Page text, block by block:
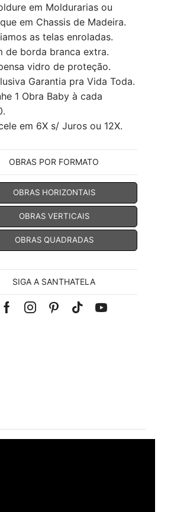
em Moldurarias ou
em Chassis de Madeira.
as telas enroladas.
de borda branca extra.
vidro de proteção.
Garantia pra Vida Toda.
1 Obra Baby à cada
em 6X s/ Juros ou 12X.
OBRAS POR FORMATO
OBRAS HORIZONTAIS
OBRAS VERTICAIS
OBRAS QUADRADAS
SIGA A SANTHATELA
FacebookInstagramPinterest
Tik-Youtube